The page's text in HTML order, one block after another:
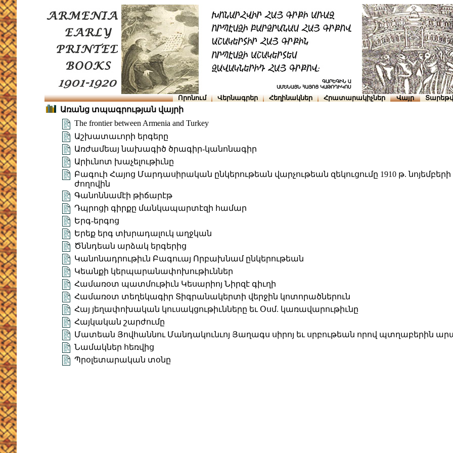
Որոնում Վերնագրեր Հեղինակներ Հրատարակիչներ Վայր
Առանց տպագրության վայրի
The frontier between Armenia and Turkey
Աշխատաւորի երգերը
Առժամեայ նախագիծ ծրագիր-կանոնագիր
Արիւնոտ խաչելութիւնը
Բագուի Հայոց Մարդասիրական ընկերութեան վարչութեան զեկուցումը 1910 թ.
ժողովին
Գանոննամէի թիճարէթ
Դպրոցի գիրքը մանկապարտէզի համար
Երգ-երգոց
Երեք երգ տխրադալուկ աղջկան
Ծննդեան արձակ երգերից
Կանոնադրութիւն Բագուայ Որբախնամ ընկերութեան
Կեանքի կերպարանափոխութիւններ
Համառօտ պատմութիւն Կեսարիոյ Նիրզէ գիւղի
Համառօտ տեղեկագիր Տիգրանակերտի վերջին կոտորածներուն
Հայ յեղափոխական կուսակցութիւնները եւ Օսմ. կառավարութիւնը
Հայկական շարժումը
Մատեան Յովհաննու Մանդակունւոյ Յաղագս սիրոյ եւ սրբութեան որով պտղաբերին
Նամակներ հեռվից
Պրօլետարական տօնը